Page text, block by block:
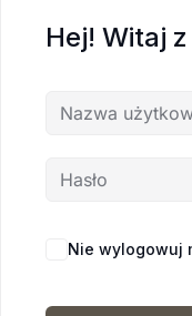
Hej! Witaj
Nie wylogowuj